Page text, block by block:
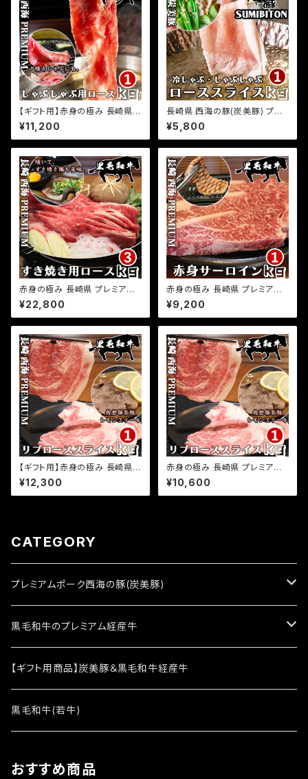
【ギフト用】赤身の極み 長崎県
プレミアム経産牛 黒毛和牛 しゃ
ぶしゃぶ 焼きしゃぶ 用ロース 1k
g(500g×2パック) 小分け 国産
の味
¥11,200
長崎県 西海の豚(炭美豚) プレ
ミアムポーク しゃぶしゃぶ用ロ
ース肉 1kg(500g×2パック) 国
産豚 ブランド豚 銘柄豚 豚肉 小
ぶ 豚ロース お取り寄せグルメ
ふるさとの味
¥5,800
赤身の極み 長崎県 プレミアム
経産牛 黒毛和牛 すき焼き 炙り
すき焼き 用ロース 3kg(500g×
6パック) 小分け 国産 牛肉 お取
¥22,800
赤身の極み 長崎県 プレミアム
経産牛 黒毛和牛 赤身 サーロイ
ンステーキ 1kg(500g×2パッ
ク) サーロイン 和牛ステーキ 小
メ ふるさとの味
¥9,200
【ギフト用】赤身の極み 長崎県
プレミアム 経産牛 黒毛和牛 リ
ブローススライス 1kg(500g×2
パック) 小分け 国産 牛肉 サシ
¥12,300
赤身の極み 長崎県 プレミアム
経産牛 黒毛和牛 リブロースス
ライス 1kg(500g×2パック) 小
分け 国産 牛肉 サシ入り 和牛
¥10,600
CATEGORY
プレミアムポーク西海の豚(炭美豚)
西海の豚(炭美豚)1kg
西海の豚(炭美豚)3kg
黒毛和牛のプレミアム経産牛
レミアム経産牛1kg
レミアム経産牛3kg
【ギフト用商品】炭美豚＆黒毛和牛経産牛
黒毛和牛(若牛)
おすすめ商品